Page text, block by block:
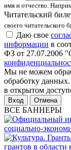
имя и отчество.
Читательский
своего читательского
Даю свое
информации в
ФЗ от 27.07.2006
Мы не можем
обработку
в открытом
Отмена
ВСЕ БАННЕРЫ